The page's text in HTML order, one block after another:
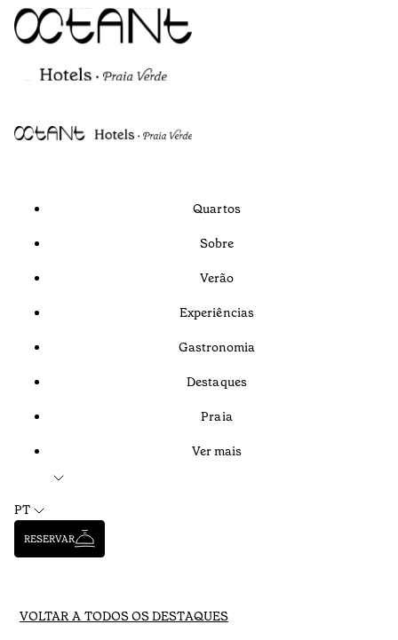
Quartos
Sobre
Verão
Experiências
Gastronomia
Destaques
Praia
Ver mais
PT
RESERVAR
VOLTAR A TODOS OS DESTAQUES